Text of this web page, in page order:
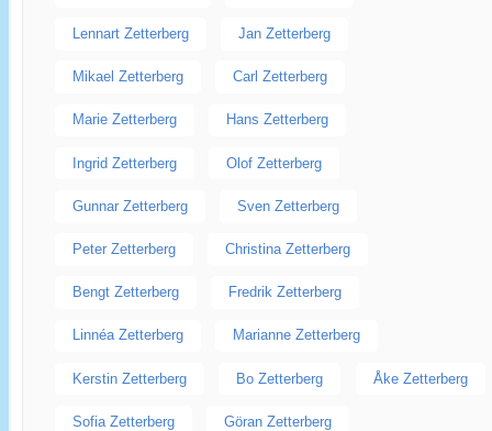
Lennart Zetterberg Jan Zetterberg
Mikael Zetterberg Carl Zetterberg
Marie Zetterberg Hans Zetterberg
Ingrid Zetterberg Olof Zetterberg
Gunnar Zetterberg Sven Zetterberg
Peter Zetterberg Christina Zetterberg
Bengt Zetterberg Fredrik Zetterberg
Linnéa Zetterberg Marianne Zetterberg
Kerstin Zetterberg Bo Zetterberg Åke Zetterberg
Sofia Zetterberg Göran Zetterberg